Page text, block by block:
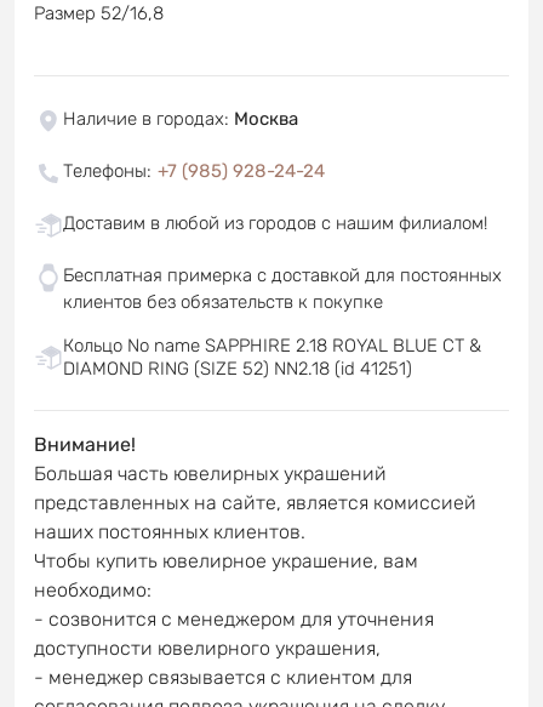
Размер 52/16,8
Наличие в городах: Москва
Телефоны: +7 (985) 928-24-24
Доставим в любой из городов с нашим филиалом!
Бесплатная примерка с доставкой для постоянных
клиентов без обязательств к покупке
Кольцо No name SAPPHIRE 2.18 ROYAL BLUE CT &
DIAMOND RING (SIZE 52) NN2.18 (id 41251)
Внимание!
Большая часть ювелирных украшений
представленных на сайте, является комиссией
наших постоянных клиентов.
Чтобы купить ювелирное украшение, вам
необходимо:
- созвонится с менеджером для уточнения
доступности ювелирного украшения,
- менеджер связывается с клиентом для